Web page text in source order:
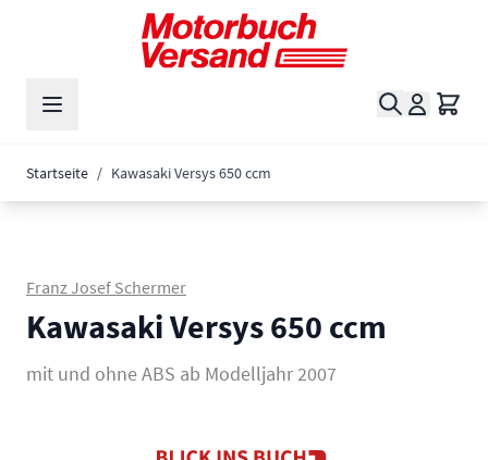
Zum Inhalt springen
Suche
Startseite / Kawasaki Versys 650 ccm
Franz Josef Schermer
Kawasaki Versys 650 ccm
mit und ohne ABS ab Modelljahr 2007